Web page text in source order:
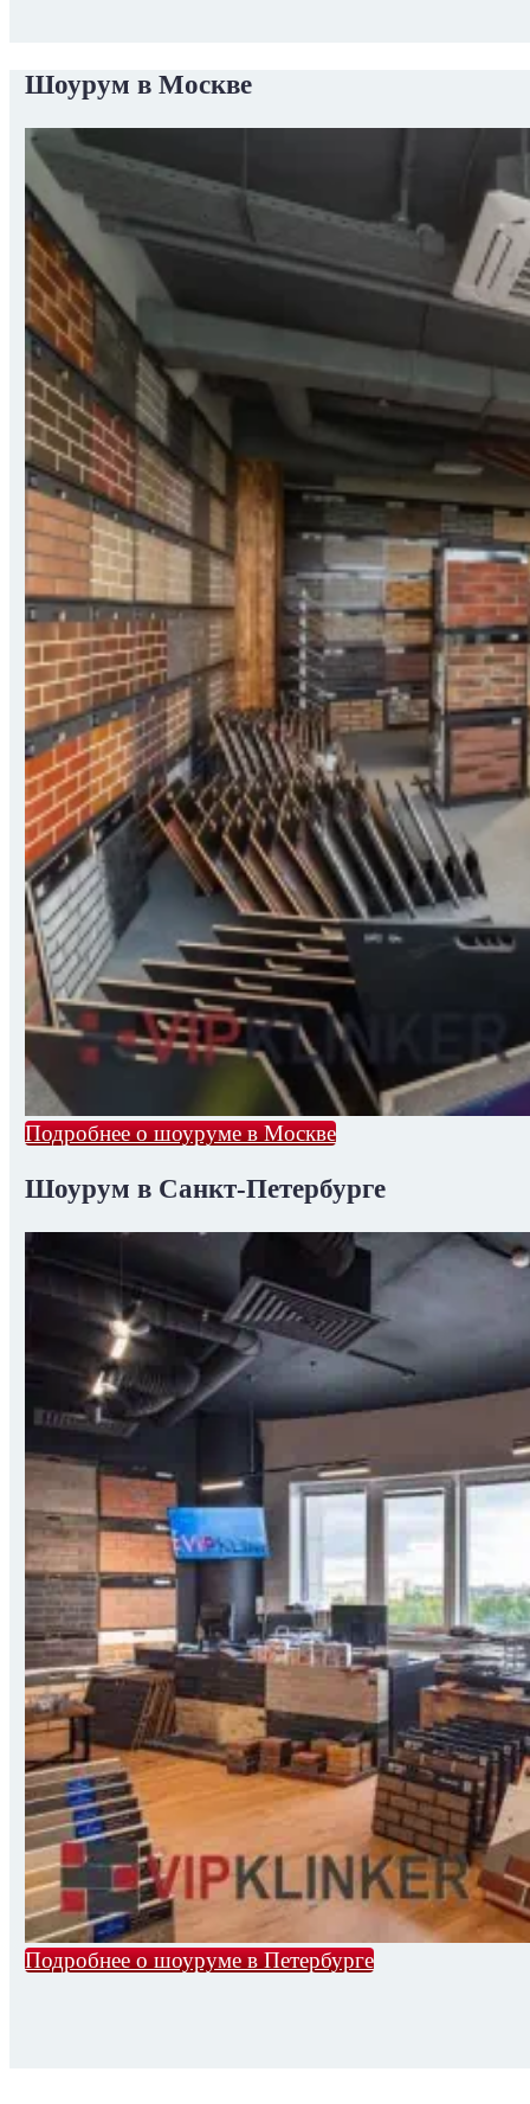
Шоурум в Москве
Подробнее о шоуруме в Москве
Шоурум в Санкт-Петербурге
Подробнее о шоуруме в Петербурге